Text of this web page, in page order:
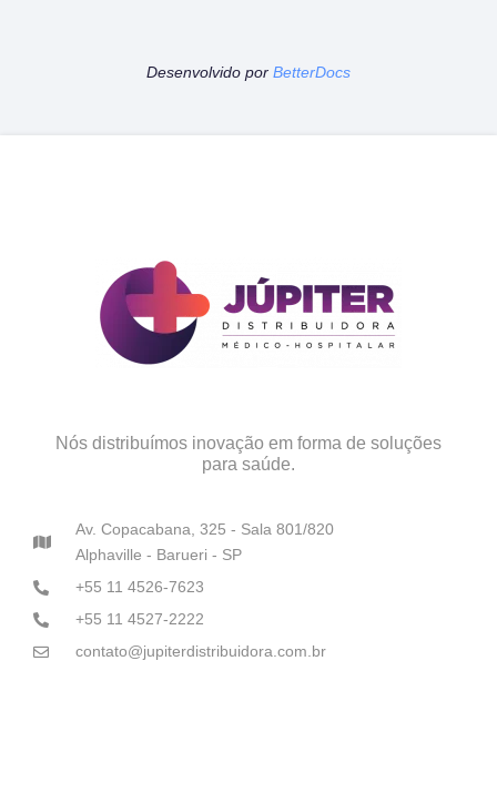
Desenvolvido por BetterDocs
Nós distribuímos inovação em forma de soluções
para saúde.
Av. Copacabana, 325 - Sala 801/820
Alphaville - Barueri - SP
+55 11 4526-7623
+55 11 4527-2222
contato@jupiterdistribuidora.com.br